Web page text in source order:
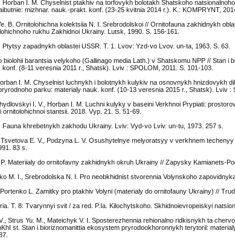
Horban I. M. Chyselnist ptakhiv na torfovykh bolotakh Shatskoho
mizhnar. nauk.-prakt. konf. (23-25 kvitnia 2014 r.). K.: KOMPRYNT,
B. Ornitolohichna kolektsiia N. I. Srebrodolskoi // Ornitofauna zakhidnykh
rukhu Zakhidnoi Ukrainy. Lutsk, 1990. S. 156-161.
Ptytsy zapadnykh oblastei USSR. T. 1. Lvov: Yzd-vo Lvov. un-ta, 1963. S. 63.
biolohii barantsia velykoho (Gallinago media Lath.) v Shatskomu NPP // Stan
konf. (8-11 veresnia 2011 r., Shatsk). Lviv : SPOLOM, 2011. S. 101-103.
I. M. Chyselnist luchnykh i bolotnykh kulykiv na osnovnykh hnizdovykh
parku: materialy nauk. konf. (10-13 veresnia 2015 r., Shatsk). Lviv :
I. V., Horban I. M. Luchni kulyky v baseini Verkhnoi Prypiati:
stantsii. 2018. Vyp. 21. S. 51-69.
Fauna khrebetnykh zakhodu Ukrainy. Lviv: Vyd-vo Lviv. un-tu, 1973. 257 s.
Tsvetova E. V., Podzyna L. V. Osushytelnye melyoratsyy v verkhnem
83 s.
Materiialy do ornitofavny zakhidnykh okruh Ukrainy // Zapysky Kamianets-
M. I., Srebrodolska N. I. Pro neobkhidnist stvorennia Volynskoho
L. Zamitky pro ptakhiv Volyni (materialy do ornitofauny Ukrainy) //
T. 8: Tvarynnyi svit / za red. P.Ia. Kilochytskoho. Skhidnoievropeiskyi
Strus Yu. M., Mateichyk V. I. Sposterezhennia rehionalno ridkisnykh ta
st. Stan i bioriznomanittia ekosystem pryrodookhoronnykh terytorii: